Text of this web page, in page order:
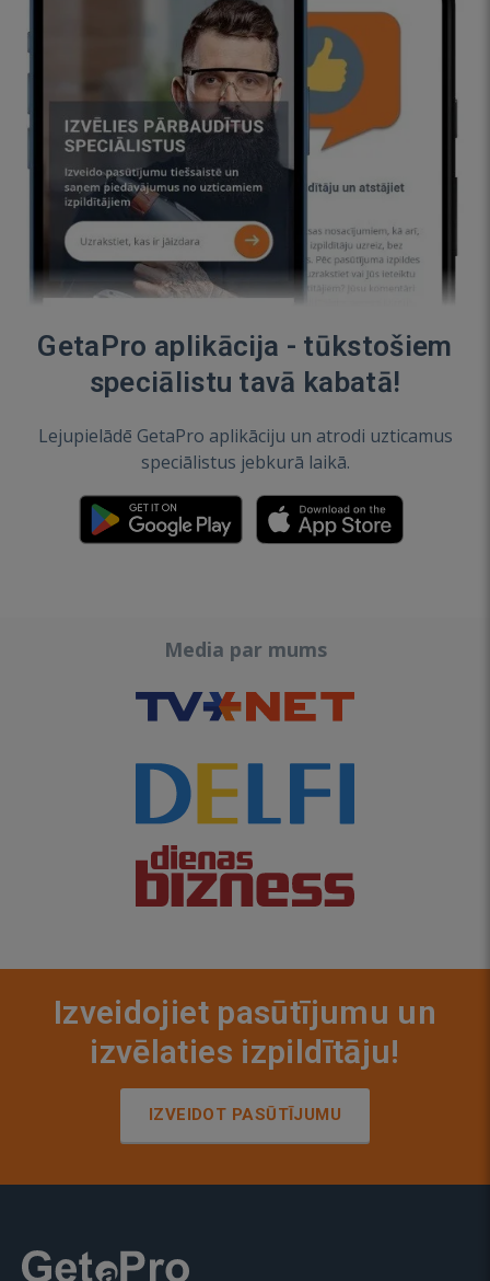
GetaPro aplikācija - tūkstošiem
speciālistu tavā kabatā!
Lejupielādē GetaPro aplikāciju un atrodi uzticamus
speciālistus jebkurā laikā.
Media par mums
Izveidojiet pasūtījumu un
izvēlaties izpildītāju!
IZVEIDOT PASŪTĪJUMU